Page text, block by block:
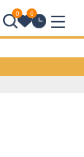
0 0